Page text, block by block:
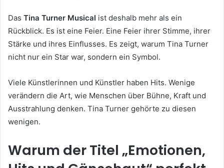
Das Tina Turner Musical ist deshalb mehr als ein
Rückblick. Es ist eine Feier. Eine Feier ihrer Stimme, ihrer
Stärke und ihres Einflusses. Es zeigt, warum Tina Turner
nicht nur ein Star war, sondern ein Symbol.
Viele Künstlerinnen und Künstler haben Hits. Wenige
verändern die Art, wie Menschen über Bühne, Kraft und
Ausstrahlung denken. Tina Turner gehörte zu diesen
wenigen.
Warum der Titel „Emotionen,